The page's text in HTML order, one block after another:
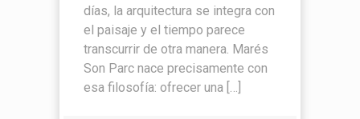
días, la arquitectura se integra con
el paisaje y el tiempo parece
transcurrir de otra manera. Marés
Son Parc nace precisamente con
esa filosofía: ofrecer una […]